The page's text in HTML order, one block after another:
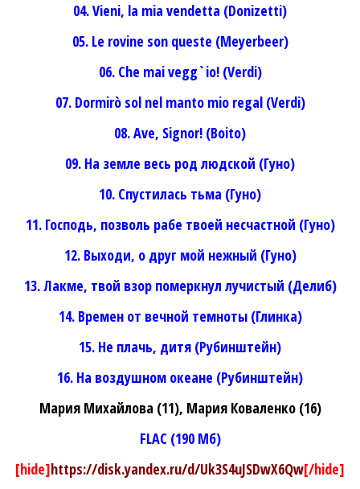
04. Vieni, la mia vendetta (Donizetti)
05. Le rovine son queste (Meyerbeer)
06. Che mai vegg`io! (Verdi)
07. Dormirò sol nel manto mio regal (Verdi)
08. Ave, Signor! (Boito)
09. На земле весь род людской (Гуно)
10. Спустилась тьма (Гуно)
11. Господь, позволь рабе твоей несчастной (Гуно)
12. Выходи, о друг мой нежный (Гуно)
13. Лакме, твой взор померкнул лучистый (Делиб)
14. Времен от вечной темноты (Глинка)
15. Не плачь, дитя (Рубинштейн)
16. На воздушном океане (Рубинштейн)
Мария Михайлова (11), Мария Коваленко (16)
FLAC (190 Мб)
[hide]https://disk.yandex.ru/d/Uk3S4uJSDwX6Qw[/hide]